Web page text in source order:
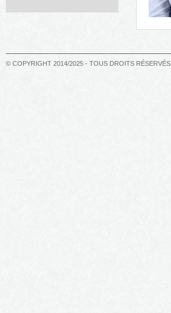
© COPYRIGHT 2014/2025 - TOUS DROITS RÉSERVÉS